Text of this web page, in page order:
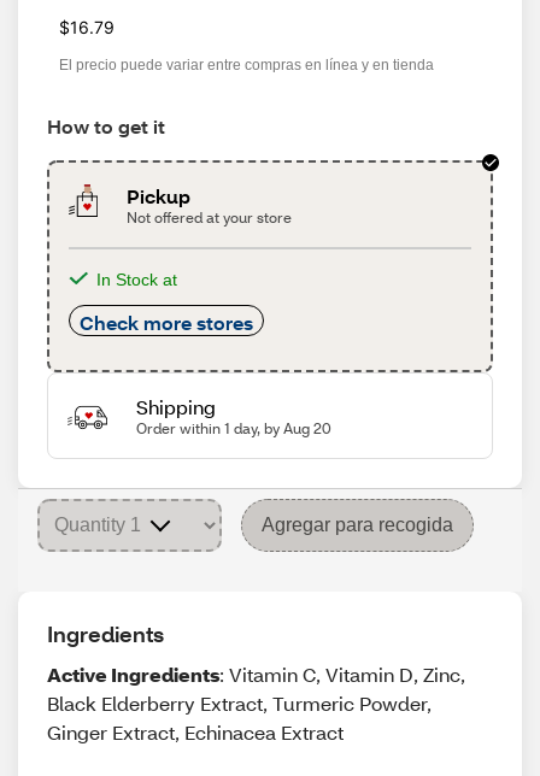
$16.79
El precio puede variar entre compras en línea y en tienda
How to get it
Pickup
Not offered at your store
In Stock at
Check more stores
Shipping
Order within 1 day, by Aug 20
Agregar para recogida
Ingredients
Active Ingredients: Vitamin C, Vitamin D, Zinc,
Black Elderberry Extract, Turmeric Powder,
Ginger Extract, Echinacea Extract